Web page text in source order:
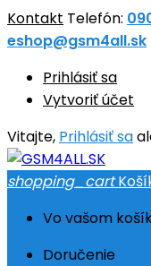
Kontakt Telefón:
eshop@gsm4all.sk
Prihlásiť sa
Vytvoriť účet
Vitajte, Prihlásiť sa
shopping_cart
Vo vašom
Doručenie